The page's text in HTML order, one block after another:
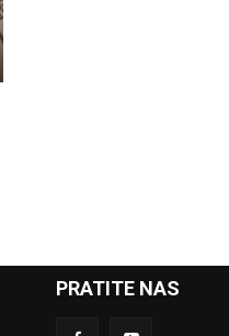
PRATITE NAS